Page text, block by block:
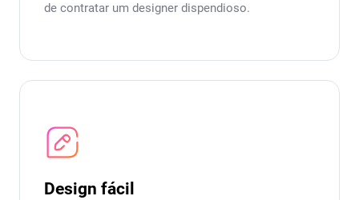
de contratar um designer dispendioso.
Design fácil